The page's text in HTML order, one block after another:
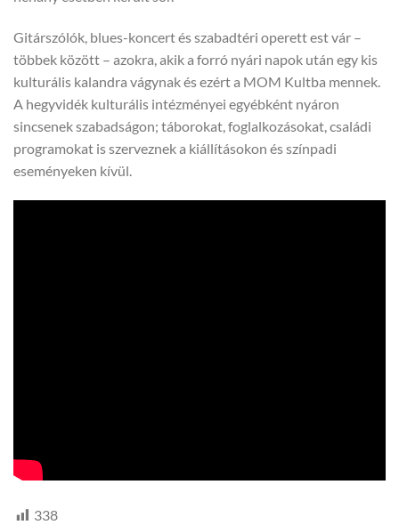
Gitárszólók, blues-koncert és szabadtéri operett est vár –
többek között – azokra, akik a forró nyári napok után egy kis
kulturális kalandra vágynak és ezért a MOM Kultba mennek.
A hegyvidék kulturális intézményei egyébként nyáron
sincsenek szabadságon; táborokat, foglalkozásokat, családi
programokat is szerveznek a kiállításokon és színpadi
eseményeken kívül.
338